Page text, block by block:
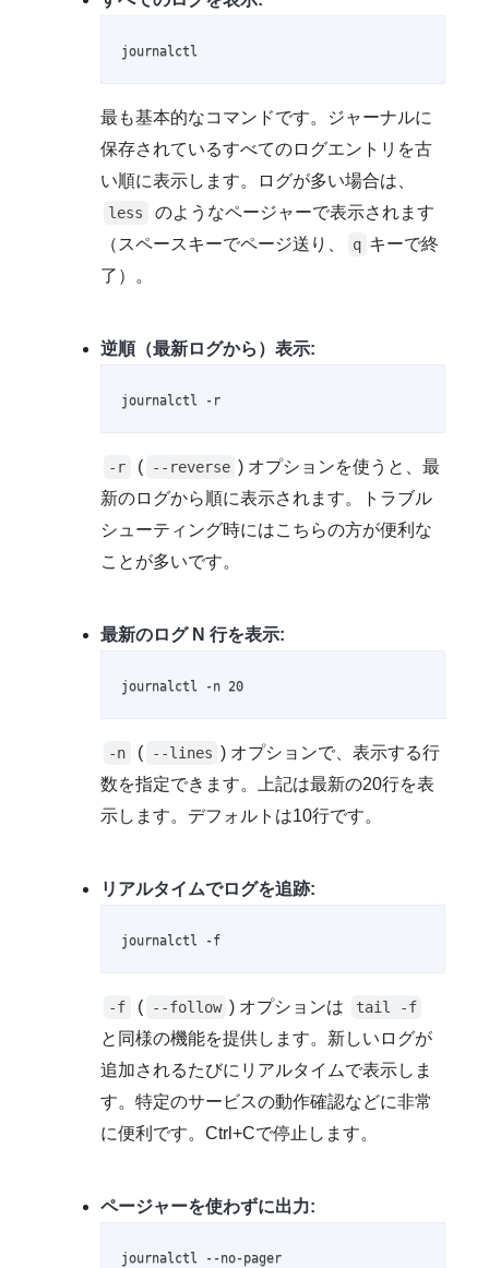
journalctl
最も基本的なコマンドです。ジャーナルに
保存されているすべてのログエントリを古
い順に表示します。ログが多い場合は、
less
のようなページャーで表示されます
（スペースキーでページ送り、
q キーで終
了）。
逆順（最新ログから）表示:
journalctl -r
-r ( --reverse ) オプションを使うと、最
新のログから順に表示されます。トラブル
シューティング時にはこちらの方が便利な
ことが多いです。
最新のログ N 行を表示:
journalctl -n 20
-n ( --lines ) オプションで、表示する行
数を指定できます。上記は最新の20行を表
示します。デフォルトは10行です。
リアルタイムでログを追跡:
journalctl -f
-f ( --follow ) オプションは tail -f
と同様の機能を提供します。新しいログが
追加されるたびにリアルタイムで表示しま
す。特定のサービスの動作確認などに非常
に便利です。Ctrl+Cで停止します。
ページャーを使わずに出力:
journalctl --no-pager